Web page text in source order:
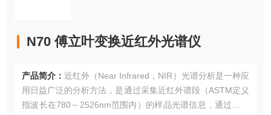
N70 傅立叶变换近红外光谱仪
产品简介： 近红外（Near Infrared，NIR）光谱分析是一种应
用日益广泛的分析方法，是通过采集近红外谱段（ASTM定义
指波长在780～2526nm范围内）的样品光谱信息，通过化学